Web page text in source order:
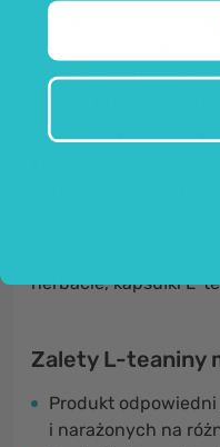
jest
naturalnie w
ilościach w
Jest to substancja,
herbacie, kapsułki L-
Zalety L-teaniny
Produkt
i narażonych na